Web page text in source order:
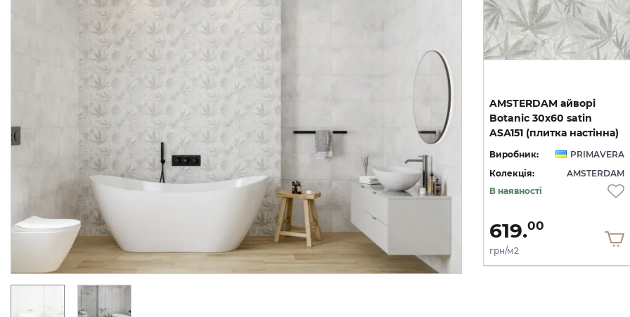
AMSTERDAM айворі
Botanic 30х60 satin
ASА151 (плитка настінна)
Виробник:
PRIMAVERA
Колекція:
AMSTERDAM
В наявності
619.00
грн/м2